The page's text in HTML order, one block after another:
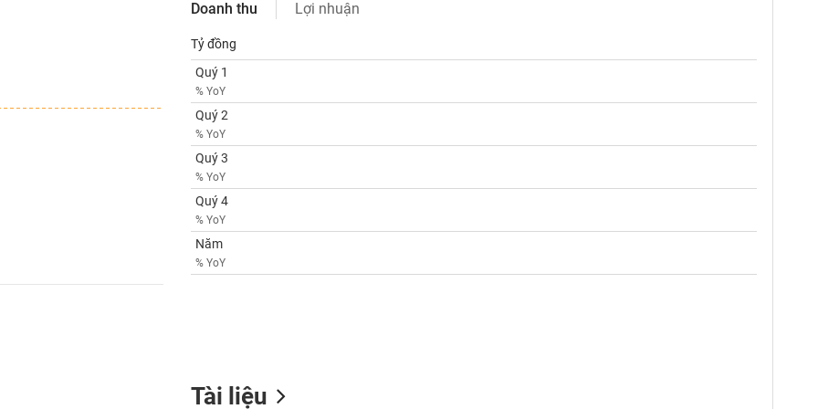
Doanh thu Lợi nhuận
Tỷ đồng
Quý 1
% YoY
Quý 2
% YoY
Quý 3
% YoY
Quý 4
% YoY
Năm
% YoY
Tài liệu